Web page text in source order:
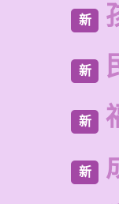
新
新
新
新